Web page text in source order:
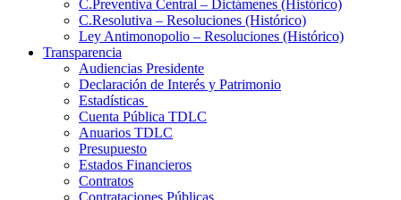
C.Preventiva Central – Dictámenes (Histórico)
C.Resolutiva – Resoluciones (Histórico)
Ley Antimonopolio – Resoluciones (Histórico)
Transparencia
Audiencias Presidente
Declaración de Interés y Patrimonio
Estadísticas
Cuenta Pública TDLC
Anuarios TDLC
Presupuesto
Estados Financieros
Contratos